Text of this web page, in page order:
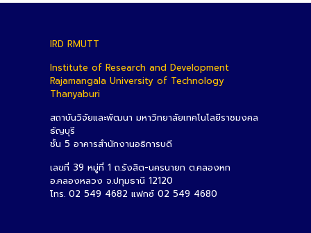
IRD RMUTT
Institute of Research and Development
Rajamangala University of Technology
Thanyaburi
สถาบันวิจัยและพัฒนา มหาวิทยาลัยเทคโนโลยีราชมงคล
ธัญบุรี
ชั้น 5 อาคารสำนักงานอธิการบดี
เลขที่ 39 หมู่ที่ 1 ถ.รังสิต-นครนายก ต.คลองหก
อ.คลองหลวง จ.ปทุมธานี 12120
โทร. 02 549 4682 แฟกซ์ 02 549 4680